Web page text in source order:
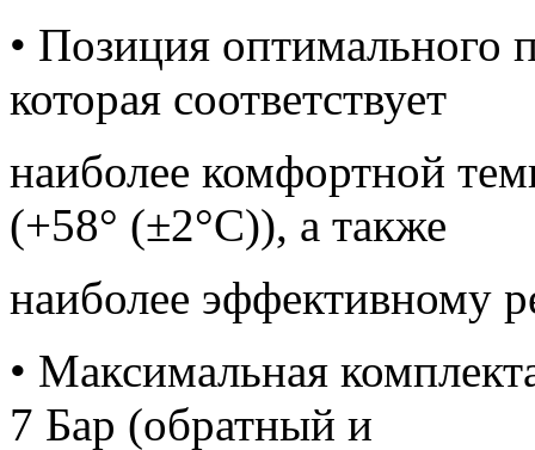
• Позиция оптимального
которая соответствует
наиболее комфортной
(+58° (±2°С)), а также
наиболее эффективному
• Максимальная
7 Бар (обратный и